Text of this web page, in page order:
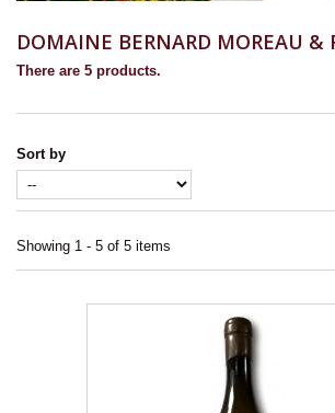
DOMAINE BERNARD MOREAU &
There are 5 products.
Sort by
Showing 1 - 5 of 5 items